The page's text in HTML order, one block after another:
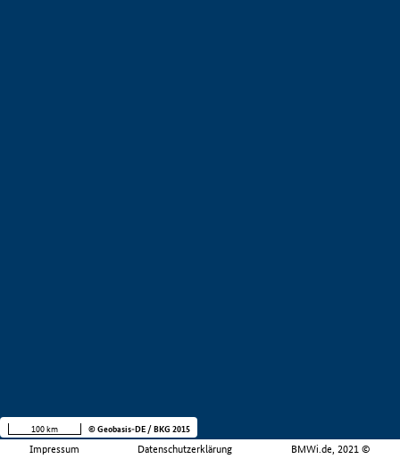
Impressum Datenschutzerklärung BMWi.de, 2021 ©
100 km © Geobasis-DE / BKG 2015